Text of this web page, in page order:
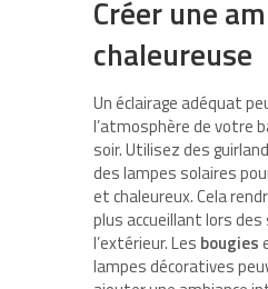
Créer une
chaleureuse
Un éclairage adéquat
l’atmosphère de votre
soir. Utilisez des
des lampes solaires
et chaleureux. Cela
plus accueillant lors
l’extérieur. Les bougies
lampes décoratives